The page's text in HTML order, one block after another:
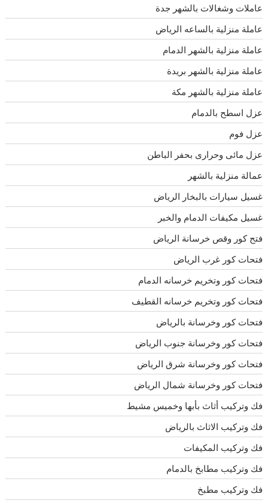
عاملات وشغالات بالشهر جدة
عاملة منزلية بالساعه الرياض
عاملة منزلية بالشهر الدمام
عاملة منزلية بالشهر بريدة
عاملة منزلية بالشهر مكة
عزل اسطح بالدمام
عزل فوم
عزل مائى وحرارى بحفر الباطن
عمالة منزلية بالشهر
غسيل سيارات بالبخار الرياض
غسيل مكيفات الدمام والخبر
فتح كور وقص خرسانة الرياض
فتحات كور غرب الرياض
فتحات كور وتخريم خرسانه الدمام
فتحات كور وتخريم خرسانه القطيف
فتحات كور وخرسانة بالرياض
فتحات كور وخرسانة جنوب الرياض
فتحات كور وخرسانة شرق الرياض
فتحات كور وخرسانة شمال الرياض
فك وتركيب أثاث بأبها وخميس مشيط
فك وتركيب الاثاث بالرياض
فك وتركيب المكيفات
فك وتركيب مطابخ بالدمام
فك وتركيب مطبخ